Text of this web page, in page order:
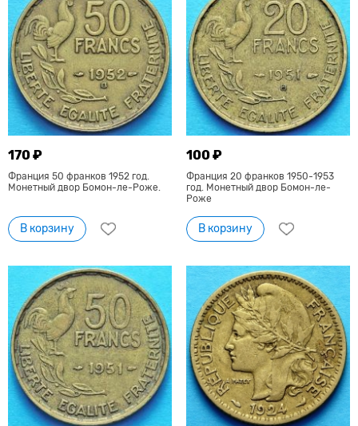
170 ₽
Франция 50 франков 1952 год.
Монетный двор Бомон-ле-Роже.
В корзину
100 ₽
Франция 20 франков 1950-1953
год. Монетный двор Бомон-ле-
Роже
В корзину